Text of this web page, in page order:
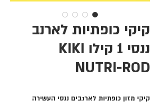
קיקי כופתיות לארנב
ננסי 1 קילו KIKI
NUTRI-ROD
קיקי מזון כופתיות לארנבים ננסי העשירה